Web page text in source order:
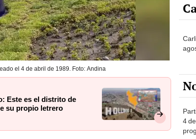
el 4 de abril de 1989. Foto: Andina
Este es el distrito de
su propio letrero
4